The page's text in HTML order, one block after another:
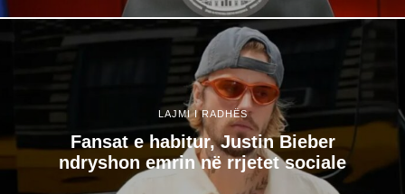
LAJMI I RADHËS
Fansat e habitur, Justin Bieber
ndryshon emrin në rrjetet sociale